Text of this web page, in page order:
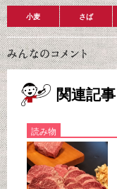
小麦 さば
関連記事
読み物